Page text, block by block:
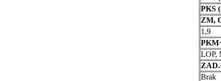
PKS
ZM,
1,9
LOP,
Brak